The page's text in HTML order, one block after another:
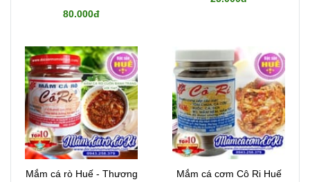
80.000đ
Mắm cá rò Huế - Thương
Mắm cá cơm Cô Ri Huế